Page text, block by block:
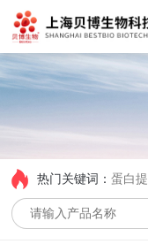
热门关键词：蛋白